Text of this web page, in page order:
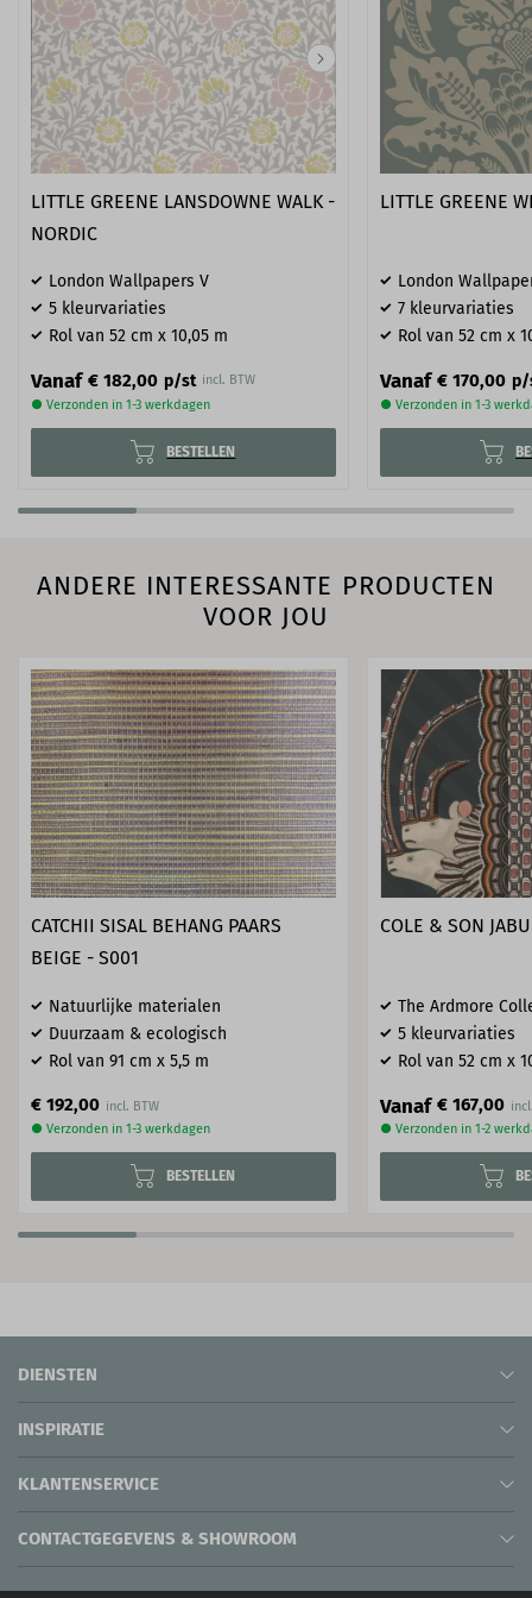
LITTLE GREENE LANSDOWNE WALK -
NORDIC
London Wallpapers V
5 kleurvariaties
Rol van 52 cm x 10,05 m
Vanaf € 182,00 p/st incl. BTW
● Verzonden in 1-3 werkdagen
BESTELLEN
LITTLE GREENE
London
7 kleurvariaties
Rol van 52 cm x
Vanaf € 170,00 p/
● Verzonden in 1-3
ANDERE INTERESSANTE PRODUCTEN
VOOR JOU
CATCHII SISAL BEHANG PAARS
BEIGE - S001
Natuurlijke materialen
Duurzaam & ecologisch
Rol van 91 cm x 5,5 m
€ 192,00
● Verzonden in 1-3 werkdagen
BESTELLEN
COLE & SON
The Ardmore
5 kleurvariaties
Rol van 52 cm x
Vanaf € 167,00
● Verzonden in 1-2
DIENSTEN
INSPIRATIE
KLANTENSERVICE
CONTACTGEGEVENS & SHOWROOM